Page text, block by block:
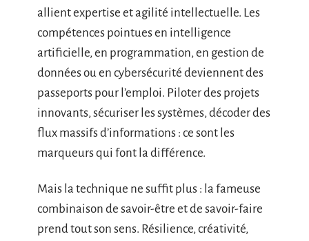
allient expertise et agilité intellectuelle. Les
compétences pointues en intelligence
artificielle, en programmation, en gestion de
données ou en cybersécurité deviennent des
passeports pour l’emploi. Piloter des projets
innovants, sécuriser les systèmes, décoder des
flux massifs d’informations : ce sont les
marqueurs qui font la différence.
Mais la technique ne suffit plus : la fameuse
combinaison de savoir-être et de savoir-faire
prend tout son sens. Résilience, créativité,